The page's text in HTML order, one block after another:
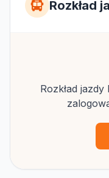
Rozkład
Rozkład